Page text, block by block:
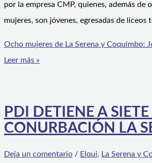
por la empresa CMP, quienes, además
mujeres, son jóvenes, egresadas de
Ocho mujeres de La Serena y Coquimbo:
Leer más »
PDI DETIENE A
CONURBACIÓN LA
Deja un comentario / Elqui, La Serena y